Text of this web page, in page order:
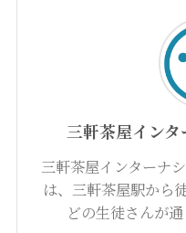
三軒茶屋イン
三軒茶屋インターナ
は、三軒茶屋駅から
どの生徒さんが